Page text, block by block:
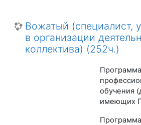
Вожатый (специалист,
в организации
коллектива) (252ч.)
Программа
обучения
имеющих
Программа